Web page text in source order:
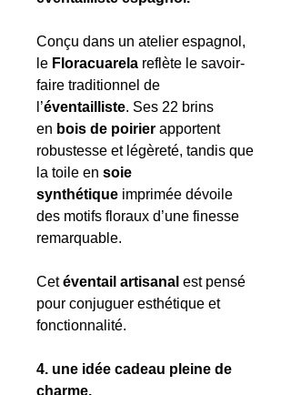
Conçu dans un atelier espagnol,
le Floracuarela reflète le savoir-
faire traditionnel de
l’éventailliste. Ses 22 brins
en bois de poirier apportent
robustesse et légèreté, tandis que
la toile en soie
synthétique imprimée dévoile
des motifs floraux d’une finesse
remarquable.
Cetéventail artisanal est pensé
pour conjuguer esthétique et
fonctionnalité.
4. une idée cadeau pleine de
charme.